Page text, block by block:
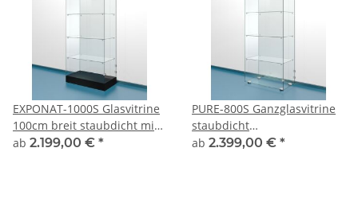
EXPONAT-1000S Glasvitrine
100cm breit staubdicht mit
Sockel und Blende
ab 2.199,00 € *
PURE-800S Ganzglasvitrine
staubdicht
Präsentationsvitrine
ab 2.399,00 € *